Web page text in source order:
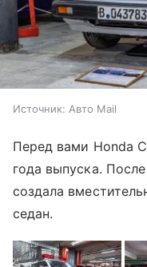
Источник: Авто Mail
Перед вами Honda
года выпуска.
создала
седан.